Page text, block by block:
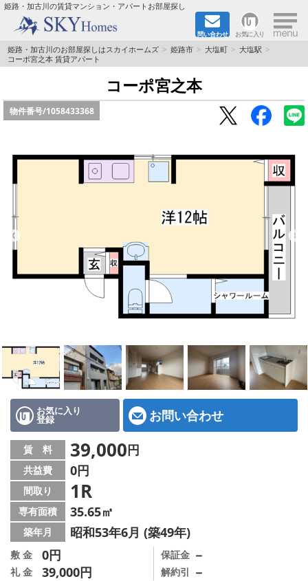
姫路・加古川の賃貸マンション・アパートお部屋探し
問い合わせ お気に入り ×
TOPページ
都市ガス·オール電化
☆新築物件☆
☆ペット飼育可能物件☆
☆ネット無料☆
路線·駅から探す
地域から探す
スタッフ紹介
店舗情報·アクセス
会社概要
メールでお問い合わせ
姫路・加古川のお部屋探しはスカイホームズ 姫路市 大塩町
大塩駅
コーポ宮之本 賃貸アパート
コーポ宮之本
物件番号/1058433368
お気に入り
登録 お問い合わせ
賃 料 39,000円
共益費 0円
間取り 1R
専有面積 35.65㎡
築年月 昭和53年6月 (築49年)
敷 金 0円
礼 金 39,000円
保証金 －
解約引 －